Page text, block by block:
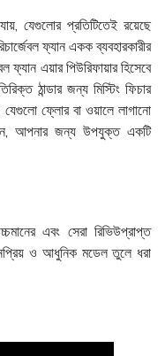
যেগুলোর প্রতিটিতেই রয়েছে
ফ্যান একক ব্যবহারকারীর
এয়ার পিউরিফায়ার হিসেবে
ঠান্ডার জন্য মিস্টিং ফিচার
ফ্লোর বা ওয়ালে লাগানো
আপনার জন্য উপযুক্ত একটি
এবং সেরা রিভিউপ্রাপ্ত
ও আধুনিক মডেল তুলে ধরা